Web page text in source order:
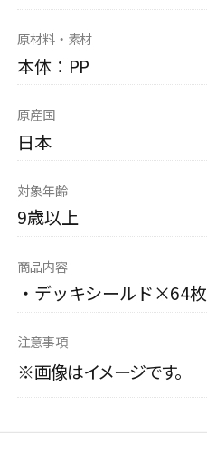
原材料・素材
本体：PP
原産国
日本
対象年齢
9歳以上
商品内容
・デッキシールド×64枚
注意事項
※画像はイメージです。